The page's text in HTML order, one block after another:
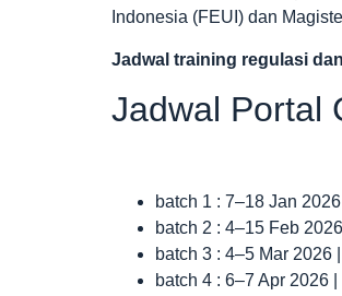
Indonesia (FEUI) dan
Jadwal training regulasi
Jadwal Portal
batch 1 : 7–18 Jan
batch 2 : 4–15 Feb
batch 3 : 4–5 Mar 2026
batch 4 : 6–7 Apr 2026